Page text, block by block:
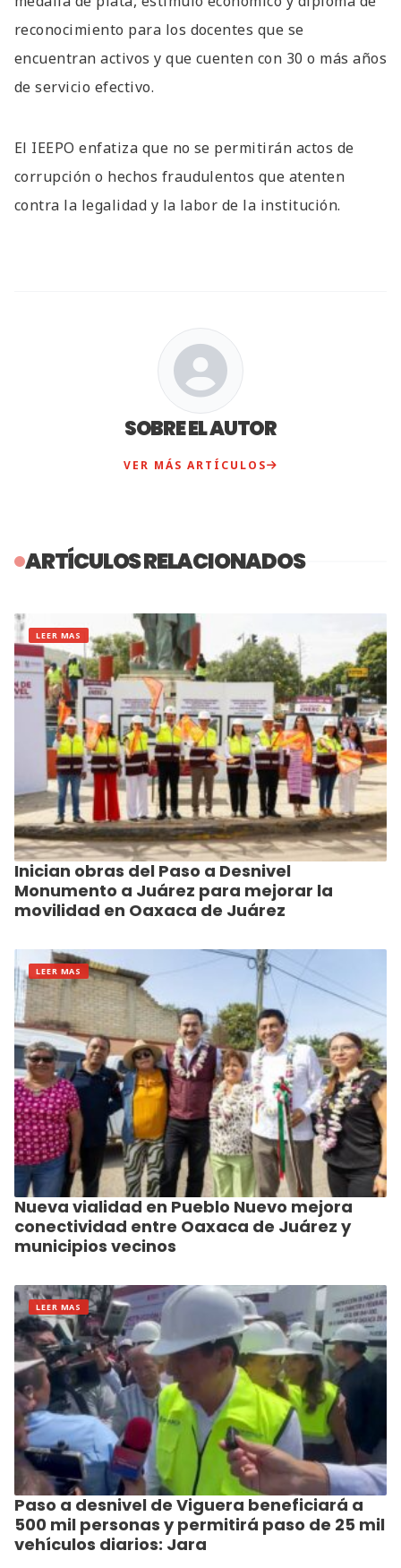
reconocimiento para los docentes que se
encuentran activos y que cuenten con 30 o más años
de servicio efectivo.
El IEEPO enfatiza que no se permitirán actos de
corrupción o hechos fraudulentos que atenten
contra la legalidad y la labor de la institución.
SOBRE EL AUTOR
VER MÁS ARTÍCULOS
ARTÍCULOS RELACIONADOS
LEER MAS
Inician obras del Paso a Desnivel
Monumento a Juárez para mejorar la
movilidad en Oaxaca de Juárez
LEER MAS
Nueva vialidad en Pueblo Nuevo mejora
conectividad entre Oaxaca de Juárez y
municipios vecinos
LEER MAS
Paso a desnivel de Viguera beneficiará a
500 mil personas y permitirá paso de 25 mil
vehículos diarios: Jara